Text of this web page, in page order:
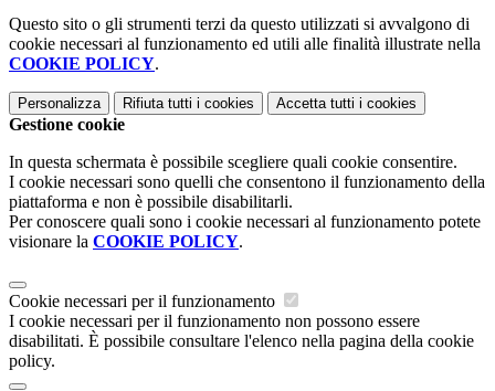
Questo sito o gli strumenti terzi da questo utilizzati si avvalgono di
cookie necessari al funzionamento ed utili alle finalità illustrate nella
COOKIE POLICY.
Personalizza Rifiuta tutti i cookies Accetta tutti i cookies
Gestione cookie
In questa schermata è possibile scegliere quali cookie consentire.
I cookie necessari sono quelli che consentono il funzionamento della
piattaforma e non è possibile disabilitarli.
Per conoscere quali sono i cookie necessari al funzionamento potete
visionare la COOKIE POLICY.
Cookie necessari per il funzionamento
I cookie necessari per il funzionamento non possono essere
disabilitati. È possibile consultare l'elenco nella pagina della cookie
policy.